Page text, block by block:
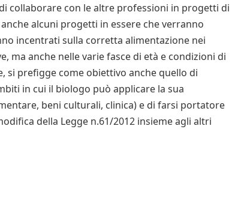
collaborare con le altre professioni in progetti di
alcuni progetti in essere che verranno
incentrati sulla corretta alimentazione nei
ma anche nelle varie fasce di età e condizioni di
si prefigge come obiettivo anche quello di
in cui il biologo può applicare la sua
beni culturali, clinica) e di farsi portatore
della Legge n.61/2012 insieme agli altri